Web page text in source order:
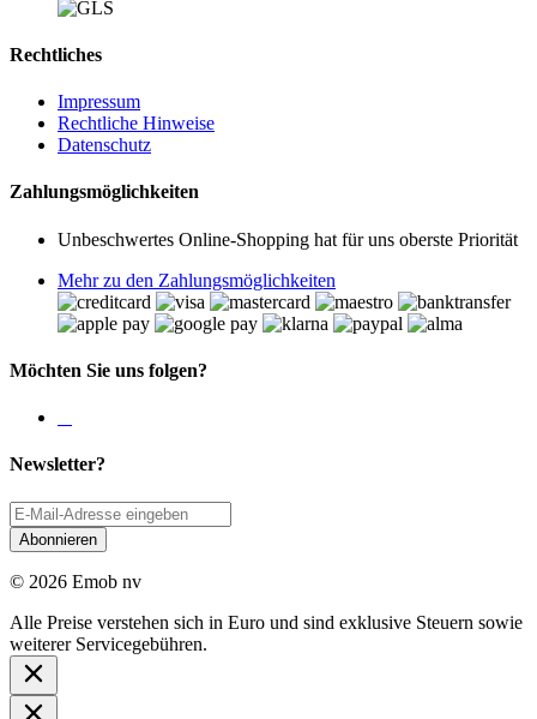
Rechtliches
Impressum
Rechtliche Hinweise
Datenschutz
Zahlungsmöglichkeiten
Unbeschwertes Online-Shopping hat für uns oberste Priorität
Mehr zu den Zahlungsmöglichkeiten
Möchten Sie uns folgen?
Newsletter?
Abonnieren
© 2026 Emob nv
Alle Preise verstehen sich in Euro und sind exklusive Steuern sowie
weiterer Servicegebühren.